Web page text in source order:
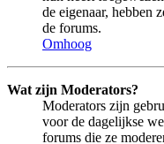
de eigenaar, hebben
de forums.
Omhoog
Wat zijn Moderators?
Moderators zijn
voor de dagelijkse
forums die ze